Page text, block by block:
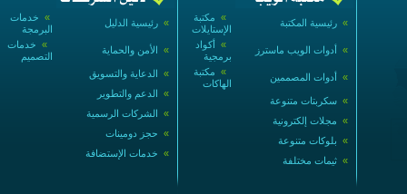
» خدمات
البرمجة
» رئيسية الدليل
» خدمات
التصميم
» الأمن والحماية
» الدعاية والتسويق
» الدعم والتطوير
» الشركات الرسمية
» حجز دومينات
» خدمات الإستضافة
» مكتبة
الإستايلات
» رئيسية المكتبة
» أكواد
برمجية
» أدوات الويب ماسترز
» مكتبة
الهاكات
» أدوات المصممين
» سكربتات متنوعة
» مجلات إلكترونية
» بلوكات متنوعة
» ثيمات مختلفة